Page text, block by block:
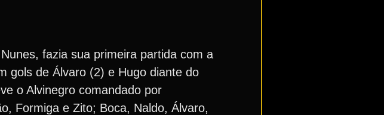
fazia sua primeira partida com a
gols de Álvaro (2) e Hugo diante do
o Alvinegro comandado por
Formiga e Zito; Boca, Naldo, Álvaro,